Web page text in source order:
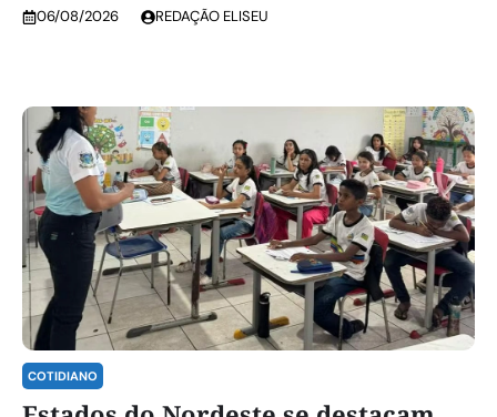
06/08/2026 REDAÇÃO ELISEU
COTIDIANO